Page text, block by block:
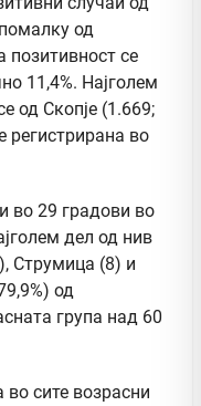
од
позитивност се
11,4%. Најголем
од Скопје (1.669;
регистрирана во
во 29 градови во
дел од нив
Струмица (8) и
од
група над 60
во сите возрасни